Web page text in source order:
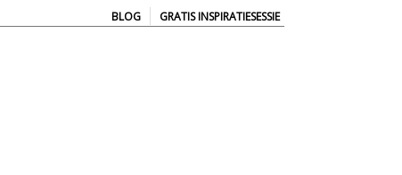
BLOG | GRATIS INSPIRATIESESSIE